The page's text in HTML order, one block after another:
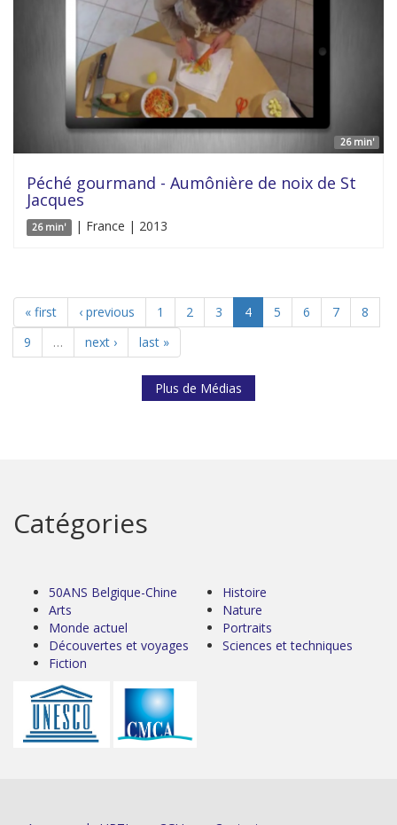
26 min'
Péché gourmand - Aumônière de noix de St
Jacques
26 min' | France | 2013
« first ‹ previous 1 2 3 4 5 6 7
8
9
… next › last »
Plus de Médias
Catégories
50ANS Belgique-Chine
Arts
Monde actuel
Découvertes et voyages
Fiction
Histoire
Nature
Portraits
Sciences et techniques